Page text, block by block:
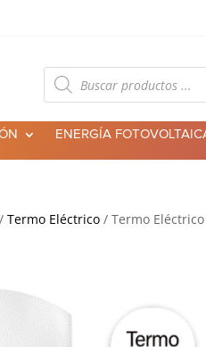
Búsqueda
de
productos
ENERGÍA
/Termo Eléctrico / Termo